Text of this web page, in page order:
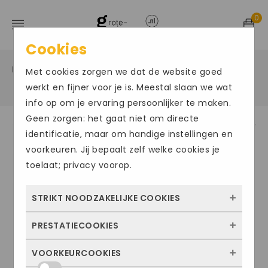
0
Home / Grote maten damesschoenen / Enkel laars
Cookies
Met cookies zorgen we dat de website goed
werkt en fijner voor je is. Meestal slaan we wat
info op om je ervaring persoonlijker te maken.
Geen zorgen: het gaat niet om directe
identificatie, maar om handige instellingen en
voorkeuren. Jij bepaalt zelf welke cookies je
toelaat; privacy voorop.
STRIKT NOODZAKELIJKE COOKIES
Deze cookies zorgen ervoor dat de website
kunnen niet worden uitgezet. Meestal
PRESTATIECOOKIES
Met deze cookies zien we hoe vaak onze
VOORKEURCOOKIES